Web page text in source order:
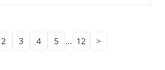
2 3 4 5 ... 12 >